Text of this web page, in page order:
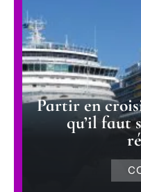
Partir en
qu’il faut